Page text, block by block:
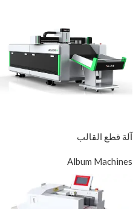
آلة قطع القالب
Album Machines